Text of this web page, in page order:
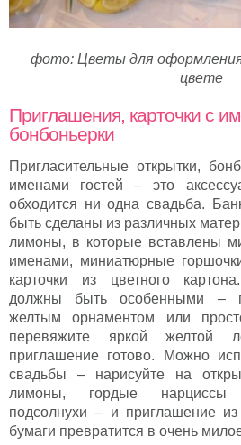
фото: Цветы для
цвете
Приглашения, карточки с
бонбоньерки
Пригласительные открытки,
именами гостей – это
обходится ни одна свадьба.
быть сделаны из различных
лимоны, в которые вставлены
именами, миниатюрные
карточки из цветного
должны быть особенными –
желтым орнаментом или
перевяжите яркой желтой
приглашение готово. Можно
свадьбы – нарисуйте на
лимоны, гордые нарциссы
подсолнухи – и приглашение из
бумаги превратится в очень